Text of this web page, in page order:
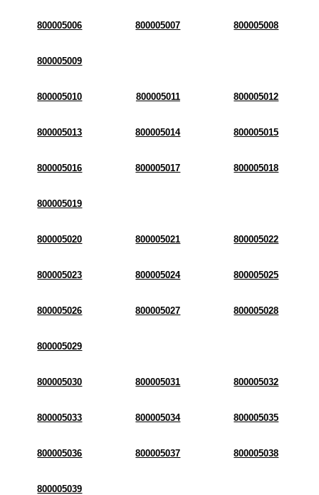
800005006 800005007 800005008
800005009
800005010 800005011 800005012
800005013 800005014 800005015
800005016 800005017 800005018
800005019
800005020 800005021 800005022
800005023 800005024 800005025
800005026 800005027 800005028
800005029
800005030 800005031 800005032
800005033 800005034 800005035
800005036 800005037 800005038
800005039